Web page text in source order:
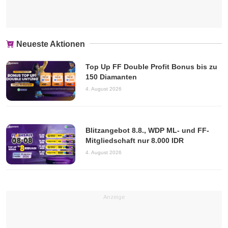
Neueste Aktionen
Top Up FF Double Profit Bonus bis zu
150 Diamanten
4. August 2026
Blitzangebot 8.8., WDP ML- und FF-
Mitgliedschaft nur 8.000 IDR
4. August 2026
Anzeige